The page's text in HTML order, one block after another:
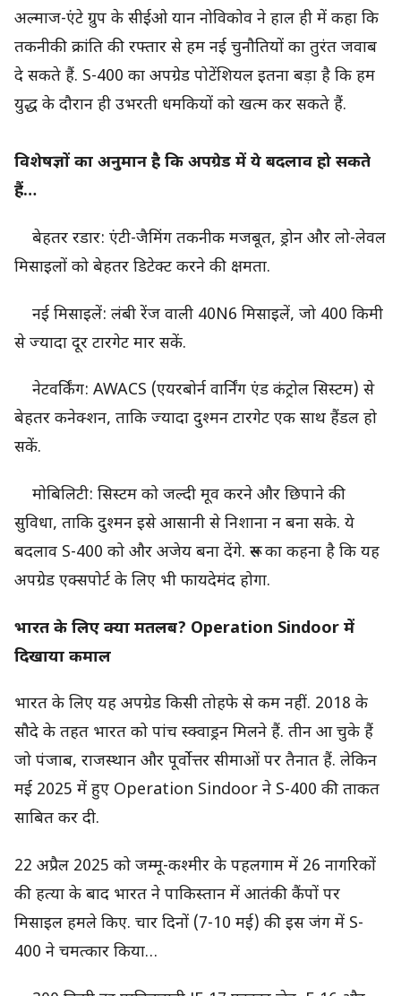
अल्माज-एंटे ग्रुप के सीईओ यान नोविकोव ने हाल ही में कहा कि
तकनीकी क्रांति की रफ्तार से हम नई चुनौतियों का तुरंत जवाब
दे सकते हैं. S-400 का अपग्रेड पोटेंशियल इतना बड़ा है कि हम
युद्ध के दौरान ही उभरती धमकियों को खत्म कर सकते हैं.
विशेषज्ञों का अनुमान है कि अपग्रेड में ये बदलाव हो सकते
हैं…
बेहतर रडार: एंटी-जैमिंग तकनीक मजबूत, ड्रोन और लो-लेवल
मिसाइलों को बेहतर डिटेक्ट करने की क्षमता.
नई मिसाइलें: लंबी रेंज वाली 40N6 मिसाइलें, जो 400 किमी
से ज्यादा दूर टारगेट मार सकें.
नेटवर्किंग: AWACS (एयरबोर्न वार्निंग एंड कंट्रोल सिस्टम) से
बेहतर कनेक्शन, ताकि ज्यादा दुश्मन टारगेट एक साथ हैंडल हो
सकें.
मोबिलिटी: सिस्टम को जल्दी मूव करने और छिपाने की
सुविधा, ताकि दुश्मन इसे आसानी से निशाना न बना सके. ये
बदलाव S-400 को और अजेय बना देंगे. रूस का कहना है कि यह
अपग्रेड एक्सपोर्ट के लिए भी फायदेमंद होगा.
भारत के लिए क्या मतलब? Operation Sindoor में
दिखाया कमाल
भारत के लिए यह अपग्रेड किसी तोहफे से कम नहीं. 2018 के
सौदे के तहत भारत को पांच स्क्वाड्रन मिलने हैं. तीन आ चुके हैं
जो पंजाब, राजस्थान और पूर्वोत्तर सीमाओं पर तैनात हैं. लेकिन
मई 2025 में हुए Operation Sindoor ने S-400 की ताकत
साबित कर दी.
22 अप्रैल 2025 को जम्मू-कश्मीर के पहलगाम में 26 नागरिकों
की हत्या के बाद भारत ने पाकिस्तान में आतंकी कैंपों पर
मिसाइल हमले किए. चार दिनों (7-10 मई) की इस जंग में S-
400 ने चमत्कार किया…